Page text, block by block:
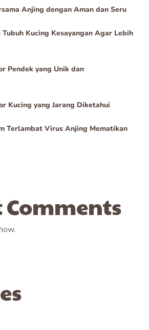
Anjing dengan Aman dan Seru
Tubuh Kucing Kesayangan Agar Lebih
Pendek yang Unik dan
Kucing yang Jarang Diketahui
Terlambat Virus Anjing Mematikan
Comments